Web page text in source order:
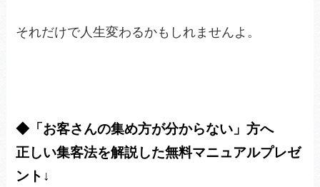
それだけで人生変わるかもしれませんよ。
◆「お客さんの集め方が分からない」方へ
正しい集客法を解説した無料マニュアルプレゼ
ント↓